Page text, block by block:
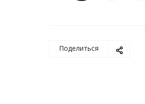
Поделиться